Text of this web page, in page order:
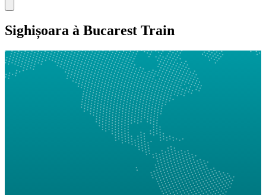
Sighișoara à Bucarest Train